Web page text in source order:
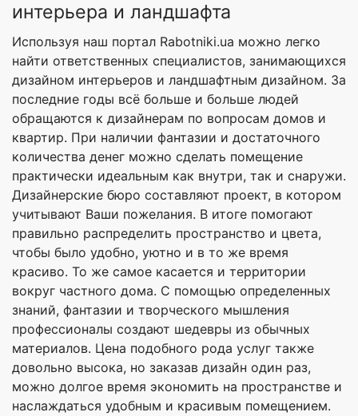
интерьера и ландшафта
Используя наш портал Rabotniki.ua можно легко
найти ответственных специалистов, занимающихся
дизайном интерьеров и ландшафтным дизайном. За
последние годы всё больше и больше людей
обращаются к дизайнерам по вопросам домов и
квартир. При наличии фантазии и достаточного
количества денег можно сделать помещение
практически идеальным как внутри, так и снаружи.
Дизайнерские бюро составляют проект, в котором
учитывают Ваши пожелания. В итоге помогают
правильно распределить пространство и цвета,
чтобы было удобно, уютно и в то же время
красиво. То же самое касается и территории
вокруг частного дома. С помощью определенных
знаний, фантазии и творческого мышления
профессионалы создают шедевры из обычных
материалов. Цена подобного рода услуг также
довольно высока, но заказав дизайн один раз,
можно долгое время экономить на пространстве и
наслаждаться удобным и красивым помещением.